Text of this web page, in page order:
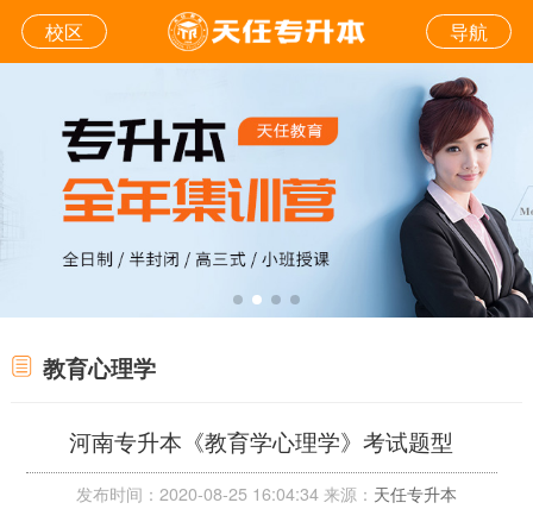
校区 导航
教育心理学
河南专升本《教育学心理学》考试题型
发布时间：2020-08-25 16:04:34 来源： 天任专升本